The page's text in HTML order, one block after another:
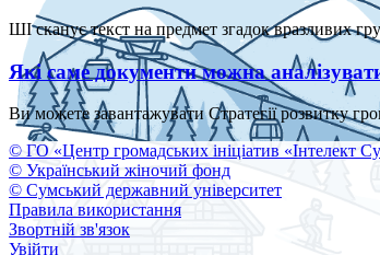
ШІ сканує текст на предмет згадок вразливих
Які саме документи можна
Ви можете завантажувати Стратегії розвитку
© ГО «Центр громадських ініціатив «Інтелект
© Український жіночий фонд
© Сумський державний університет
Правила використання
Звортній зв'язок
Увійти